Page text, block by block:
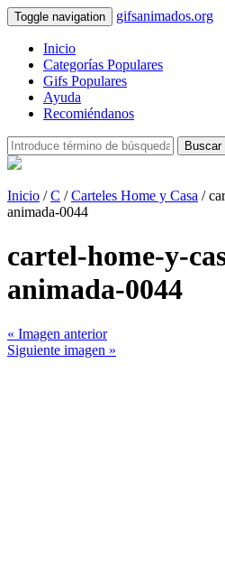
Toggle navigation gifsanimados.org
Inicio
Categorías Populares
Gifs Populares
Ayuda
Recomiéndanos
Buscar
Inicio /C /Carteles Home y Casa /
animada-0044
cartel-home-y-
animada-0044
« Imagen anterior
Siguiente imagen »